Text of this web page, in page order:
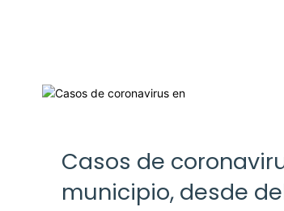
Casos de
municipio, desde